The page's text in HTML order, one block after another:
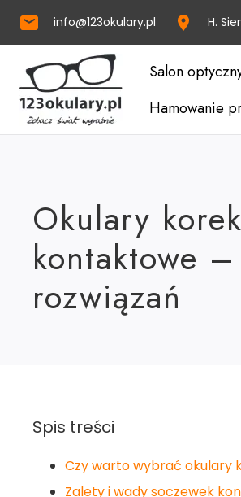
info@123okulary.pl H.
Salon
Hamowanie
Okulary
kontaktowe
rozwiązań
Spis treści
Czy warto wybrać okulary
Zalety i wady soczewek